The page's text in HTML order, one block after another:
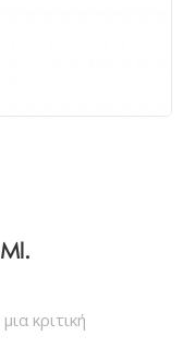
κριτική